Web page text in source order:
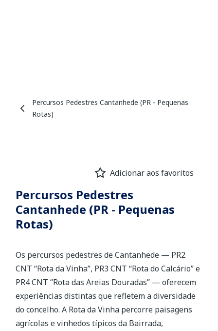
Percursos Pedestres Cantanhede (PR - Pequenas
Rotas)
Adicionar aos favoritos
Percursos Pedestres
Cantanhede (PR - Pequenas
Rotas)
Os percursos pedestres de Cantanhede — PR2
CNT “Rota da Vinha”, PR3 CNT “Rota do Calcário” e
PR4 CNT “Rota das Areias Douradas” — oferecem
experiências distintas que refletem a diversidade
do concelho. A Rota da Vinha percorre paisagens
agrícolas e vinhedos típicos da Bairrada,